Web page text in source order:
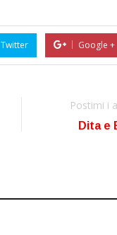
Twitter Google +
Postimi i
Dita e